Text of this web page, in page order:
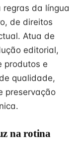
da língua
de direitos
Atua de
editorial,
produtos e
qualidade,
preservação
na rotina